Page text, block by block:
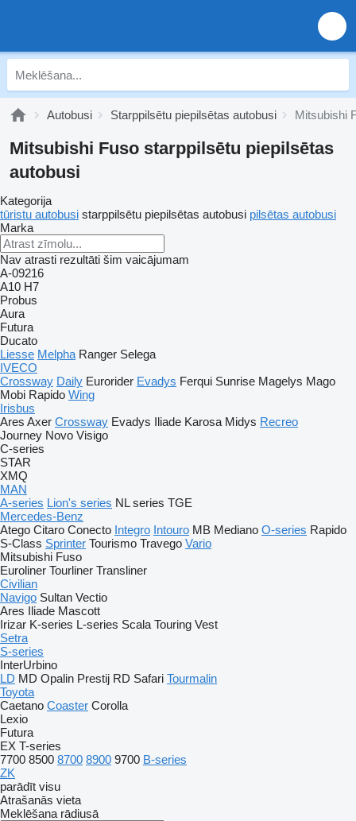
Autobusi Starppilsētu piepilsētas autobusi Mitsubishi
Mitsubishi Fuso starppilsētu piepilsētas
autobusi
Kategorija
tūristu autobusi starppilsētu piepilsētas autobusi pilsētas autobusi
Marka
Nav atrasti rezultāti šim vaicājumam
A-09216
A10 H7
Probus
Aura
Futura
Ducato
Liesse Melpha Ranger Selega
IVECO
Crossway Daily Eurorider Evadys Ferqui Sunrise Magelys Mago
Mobi Rapido Wing
Irisbus
Ares Axer Crossway Evadys Iliade Karosa Midys Recreo
Journey Novo Visigo
C-series
STAR
XMQ
MAN
A-series Lion's series NL series TGE
Mercedes-Benz
Atego Citaro Conecto Integro Intouro MB Mediano O-series Rapido
S-Class Sprinter Tourismo Travego Vario
Mitsubishi Fuso
Euroliner Tourliner Transliner
Civilian
Navigo Sultan Vectio
Ares Iliade Mascott
Irizar K-series L-series Scala Touring Vest
Setra
S-series
InterUrbino
LD MD Opalin Prestij RD Safari Tourmalin
Toyota
Caetano Coaster Corolla
Lexio
Futura
EX T-series
7700 8500 8700 8900 9700 B-series
ZK
parādīt visu
Atrašanās vieta
Meklēšana rādiusā